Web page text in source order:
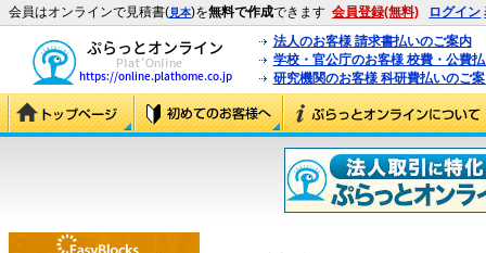
会員はオンラインで見積書(見本)を無料で作成できます 会員登録(無料) ログイン
法人のお客様 請求書払いのご案内
学校・官公庁のお客様 校費・公費
研究機関のお客様 科研費払いのご